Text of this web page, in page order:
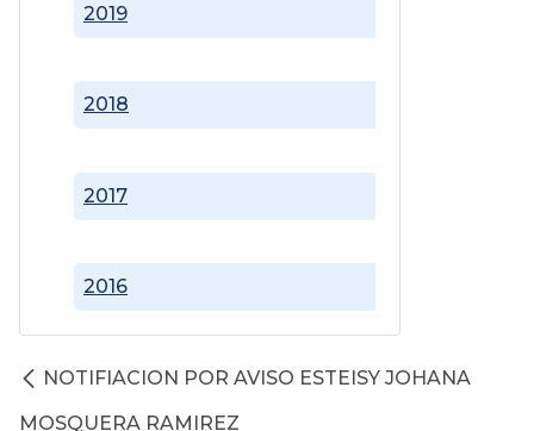
2016
2017
2018
2019
NOTIFIACION POR AVISO ESTEISY JOHANA
MOSQUERA RAMIREZ